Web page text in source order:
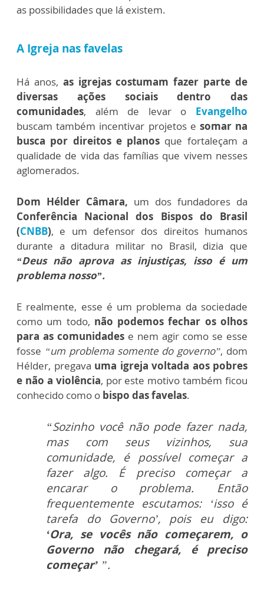
as possibilidades que lá existem.
A Igreja nas favelas
Há anos, as igrejas costumam fazer parte de
diversas ações sociais dentro das
comunidades, além de levar o Evangelho
buscam também incentivar projetos e somar na
busca por direitos e planos que fortaleçam a
qualidade de vida das famílias que vivem nesses
aglomerados.
Dom Hélder Câmara, um dos fundadores da
Conferência Nacional dos Bispos do Brasil
(CNBB), e um defensor dos direitos humanos
durante a ditadura militar no Brasil, dizia que
“Deus não aprova as injustiças, isso é um
problema nosso”.
E realmente, esse é um problema da sociedade
como um todo, não podemos fechar os olhos
para as comunidades e nem agir como se esse
fosse “um problema somente do governo”, dom
Hélder, pregava uma igreja voltada aos pobres
e não a violência, por este motivo também ficou
conhecido como o bispo das favelas.
“Sozinho você não pode fazer nada,
mas com seus vizinhos, sua
comunidade, é possível começar a
fazer algo. É preciso começar a
encarar o problema. Então
frequentemente escutamos: ‘isso é
tarefa do Governo’, pois eu digo:
‘Ora, se vocês não começarem, o
Governo não chegará, é preciso
começar’ ”.